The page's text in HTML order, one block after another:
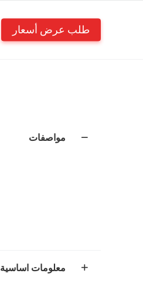
طلب عرض أسعار
مواصفات
معلومات اساسية